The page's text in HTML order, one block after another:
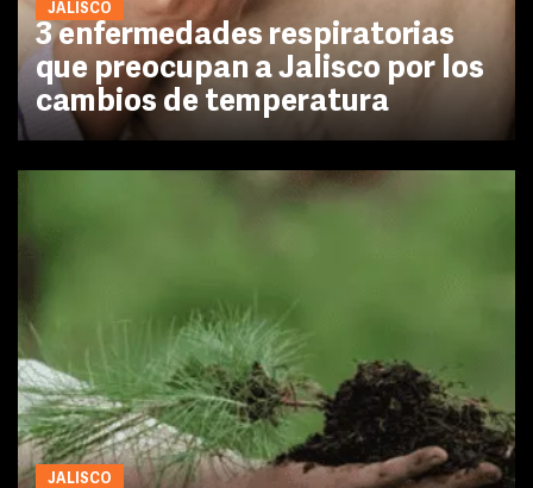
JALISCO
3 enfermedades respiratorias
que preocupan a Jalisco por los
cambios de temperatura
JALISCO